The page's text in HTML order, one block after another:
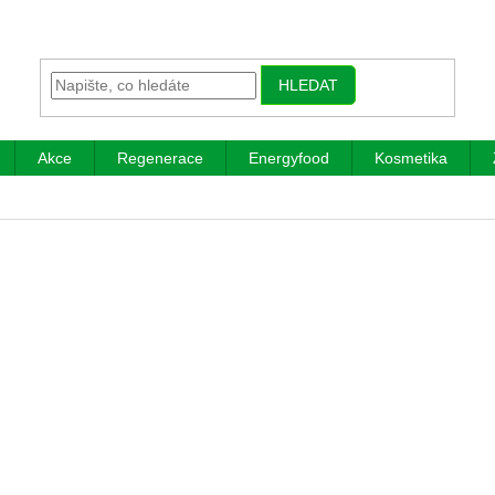
HLEDAT
Akce Regenerace Energyfood Kosmetika